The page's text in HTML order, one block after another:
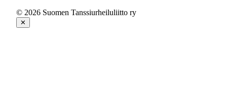
© 2026 Suomen Tanssiurheiluliitto ry
✕